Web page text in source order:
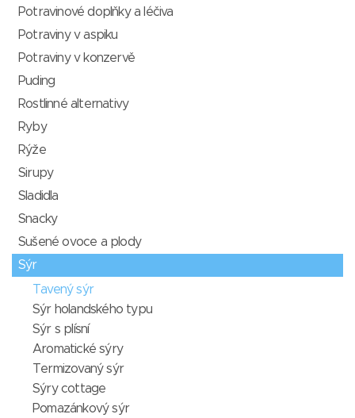
Potravinové doplňky a léčiva
Potraviny v aspiku
Potraviny v konzervě
Puding
Rostlinné alternativy
Ryby
Rýže
Sirupy
Sladidla
Snacky
Sušené ovoce a plody
Sýr
Tavený sýr
Sýr holandského typu
Sýr s plísní
Aromatické sýry
Termizovaný sýr
Sýry cottage
Pomazánkový sýr